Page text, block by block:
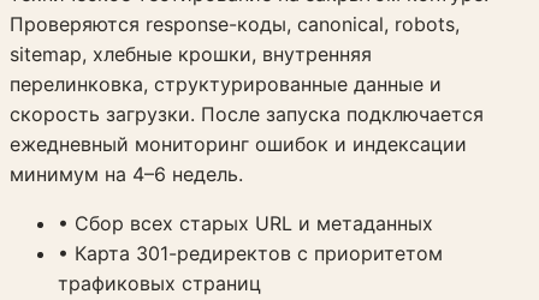
Проверяются response-коды, canonical, robots,
sitemap, хлебные крошки, внутренняя
перелинковка, структурированные данные и
скорость загрузки. После запуска подключается
ежедневный мониторинг ошибок и индексации
минимум на 4–6 недель.
• Сбор всех старых URL и метаданных
• Карта 301-редиректов с приоритетом
трафиковых страниц